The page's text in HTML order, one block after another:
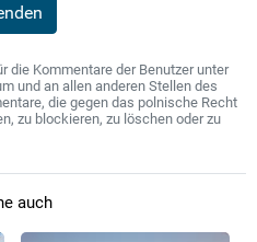
die Kommentare der Benutzer unter
und an allen anderen Stellen des
die gegen das polnische Recht
zu blockieren, zu löschen oder zu
auch